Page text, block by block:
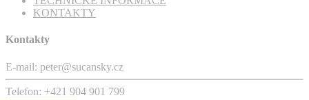
KONTAKTY
Kontakty
E-mail: peter@sucansky.cz
Telefon: +421 904 901 799